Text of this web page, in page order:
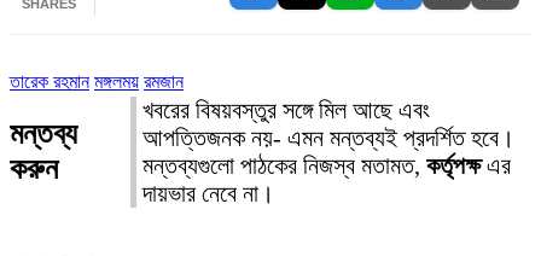
SHARES
তারেক রহমান মঙ্গলময় রমজান
মন্তব্য
করুন
খবরের বিষয়বস্তুর সঙ্গে মিল আছে এবং
আপত্তিজনক নয়- এমন মন্তব্যই প্রদর্শিত হবে।
মন্তব্যগুলো পাঠকের নিজস্ব মতামত, কর্তৃপক্ষএর
দায়ভার নেবে না।